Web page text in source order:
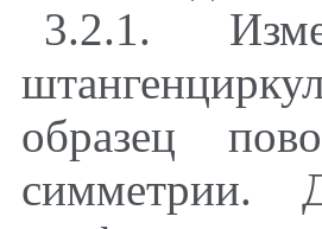
3.2.1.
образец
симметрии.